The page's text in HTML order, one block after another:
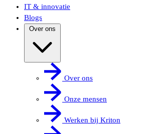
IT & innovatie
Blogs
Over ons
Over ons
Onze mensen
Werken bij Kriton